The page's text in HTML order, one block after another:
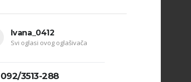
Ivana_0412
Svi oglasi ovog oglašivača
092/3513-288